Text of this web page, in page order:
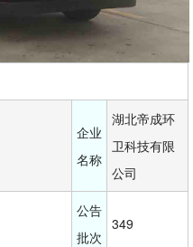
企业
名称
湖北帝成环
卫科技有限
公司
公告
批次
349